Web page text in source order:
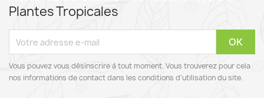
Plantes Tropicales
Vous pouvez vous désinscrire à tout moment. Vous trouverez pour cela
nos informations de contact dans les conditions d'utilisation du site.